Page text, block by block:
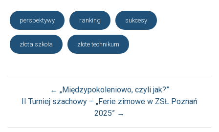
perspektywy ranking sukcesy
złota szkoła złote technikum
← „Międzypokoleniowo, czyli jak?”
II Turniej szachowy – „Ferie zimowe w ZSŁ Poznań
2025” →